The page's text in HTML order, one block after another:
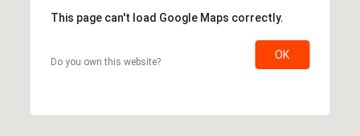
This page can't load Google Maps correctly.
Do you own this website?
OK